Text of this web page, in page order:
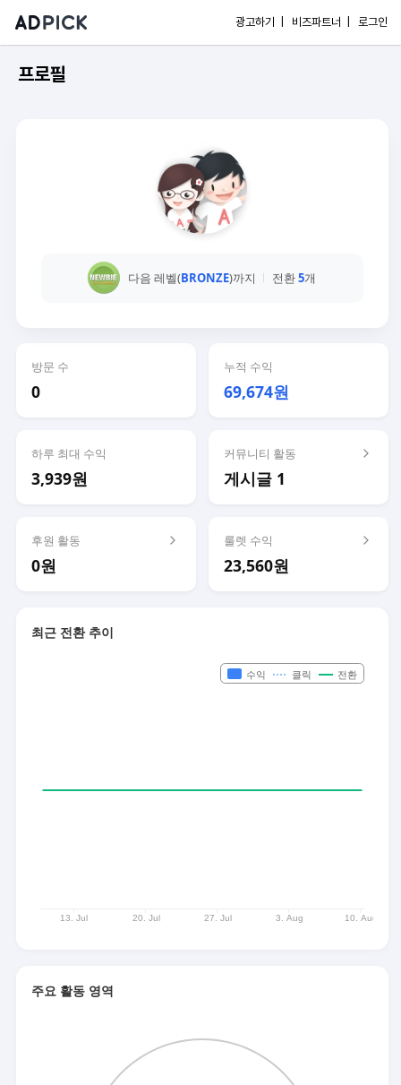
광고하기 | 비즈파트너 | 로그인
프로필
다음 레벨(BRONZE)까지 전환5개
방문 수
0
누적 수익
69,674원
하루 최대 수익
3,939원
커뮤니티 활동
게시글 1
후원 활동
0원
룰렛 수익
23,560원
최근 전환 추이
주요 활동 영역